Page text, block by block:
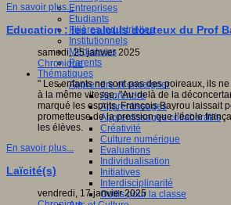
Entreprises
Etudiants
Filières industrielles
Institutionnels
Médiateurs
Parents
Thématiques
Apprendre et enseigner
Apprendre
Apprentissages
Apprentissages collaboratifs
Créativité
Culture numérique
Evaluations
Individualisation
Initiatives
Interdisciplinarité
Outils pour la classe
En savoir plus...
Education : les calculs douteux du Prof
samedi, 25 janvier 2025
Chronique
" Les enfants ne sont pas des poireaux, ils
à la même vitesse. "Au-delà de la
marqué les esprits, François Bayrou laissait
prometteuse de la pression que l’école
les élèves.
En savoir plus...
Laïcité(s)
vendredi, 17 janvier 2025